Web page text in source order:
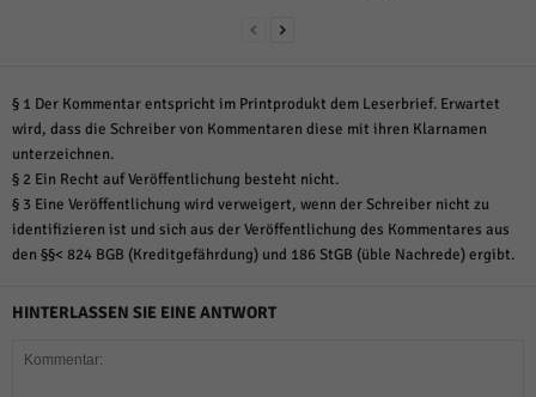
§ 1 Der Kommentar entspricht im Printprodukt dem Leserbrief. Erwartet
wird, dass die Schreiber von Kommentaren diese mit ihren Klarnamen
unterzeichnen.
§ 2 Ein Recht auf Veröffentlichung besteht nicht.
§ 3 Eine Veröffentlichung wird verweigert, wenn der Schreiber nicht zu
identifizieren ist und sich aus der Veröffentlichung des Kommentares aus
den §§< 824 BGB (Kreditgefährdung) und 186 StGB (üble Nachrede) ergibt.
HINTERLASSEN SIE EINE ANTWORT